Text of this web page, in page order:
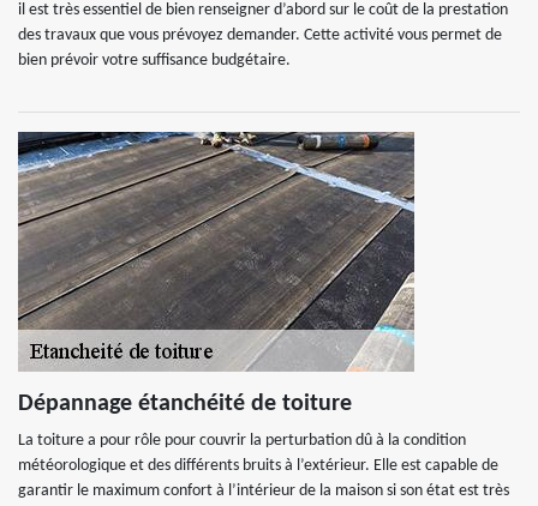
il est très essentiel de bien renseigner d’abord sur le coût de la prestation
des travaux que vous prévoyez demander. Cette activité vous permet de
bien prévoir votre suffisance budgétaire.
Dépannage étanchéité de toiture
La toiture a pour rôle pour couvrir la perturbation dû à la condition
météorologique et des différents bruits à l’extérieur. Elle est capable de
garantir le maximum confort à l’intérieur de la maison si son état est très